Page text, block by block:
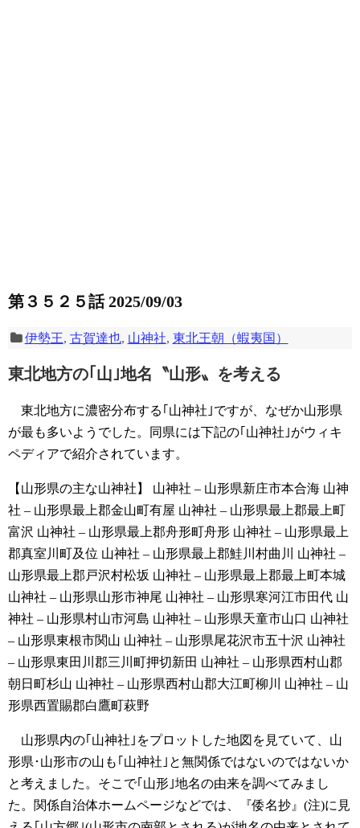
第３５２５話 2025/09/03
伊勢王, 古賀達也, 山神社, 東北王朝（蝦夷国）
東北地方の｢山｣地名〝山形〟を考える
東北地方に濃密分布する｢山神社｣ですが、なぜか山形県
が最も多いようでした。同県には下記の｢山神社｣がウィキ
ペディアで紹介されています。
【山形県の主な山神社】 山神社 – 山形県新庄市本合海 山神
社 – 山形県最上郡金山町有屋 山神社 – 山形県最上郡最上町
富沢 山神社 – 山形県最上郡舟形町舟形 山神社 – 山形県最上
郡真室川町及位 山神社 – 山形県最上郡鮭川村曲川
山神社 –
山形県最上郡戸沢村松坂 山神社 – 山形県最上郡最上町本城
山神社 – 山形県山形市神尾 山神社 – 山形県寒河江市田代 山
神社 – 山形県村山市河島 山神社 – 山形県天童市山口 山神社
– 山形県東根市関山 山神社 – 山形県尾花沢市五十沢 山神社
– 山形県東田川郡三川町押切新田 山神社 – 山形県西村山郡
朝日町杉山 山神社 – 山形県西村山郡大江町柳川
山神社 – 山
形県西置賜郡白鷹町萩野
山形県内の｢山神社｣をプロットした地図を見ていて、山
形県･山形市の山も｢山神社｣と無関係ではないのではないか
と考えました。そこで｢山形｣地名の由来を調べてみまし
た。関係自治体ホームページなどでは、『倭名抄』(注)に見